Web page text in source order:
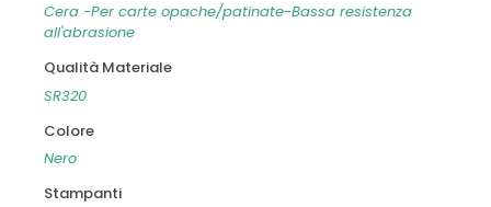
Cera -Per carte opache/patinate-Bassa resistenza
all'abrasione
Qualità Materiale
SR320
Colore
Nero
Stampanti